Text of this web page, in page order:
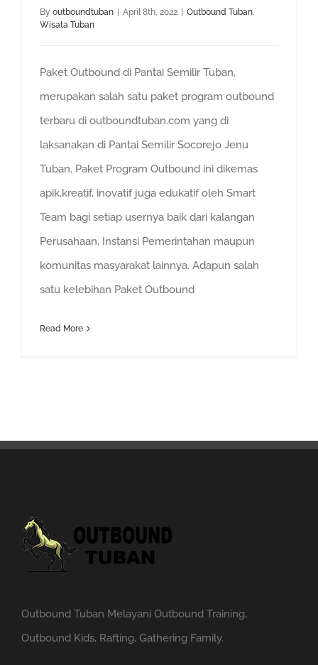
By outboundtuban | April 8th, 2022 | Outbound Tuban
Wisata Tuban
Paket Outbound di Pantai Semilir Tuban,
merupakan salah satu paket program outbound
terbaru di outboundtuban.com yang di
laksanakan di Pantai Semilir Socorejo Jenu
Tuban. Paket Program Outbound ini dikemas
apik,kreatif, inovatif juga edukatif oleh Smart
Team bagi setiap usernya baik dari kalangan
Perusahaan, Instansi Pemerintahan maupun
komunitas masyarakat lainnya. Adapun salah
satu kelebihan Paket Outbound
Read More
Outbound Tuban Melayani Outbound Training,
Outbound Kids, Rafting, Gathering Family.